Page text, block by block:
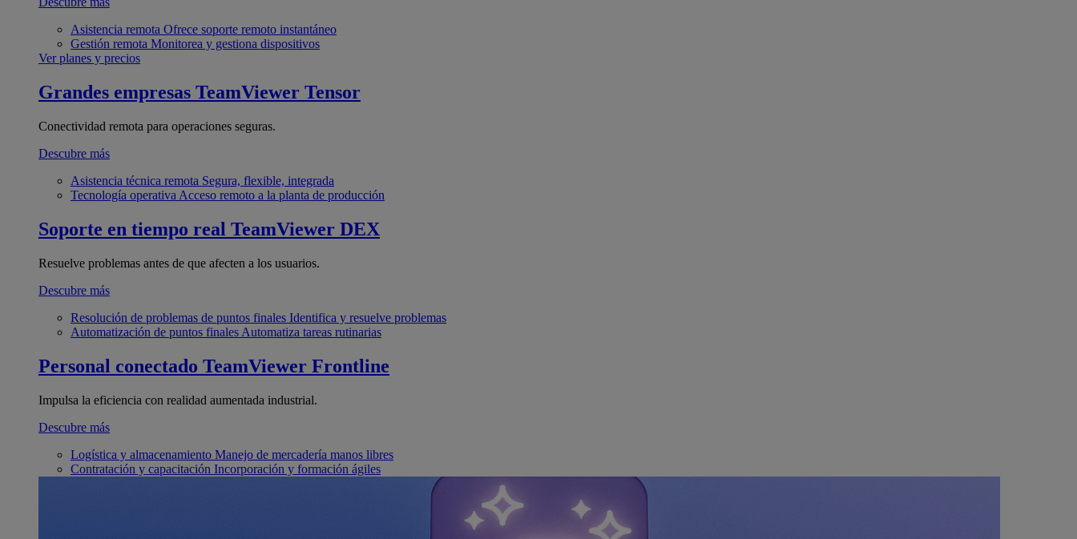
Asistencia remota Ofrece soporte remoto instantáneo
Gestión remota Monitorea y gestiona dispositivos
Ver planes y precios
Grandes empresas TeamViewer Tensor
Conectividad remota para operaciones seguras.
Descubre más
Asistencia técnica remota Segura, flexible, integrada
Tecnología operativa Acceso remoto a la planta de producción
Soporte en tiempo real TeamViewer DEX
Resuelve problemas antes de que afecten a los usuarios.
Descubre más
Resolución de problemas de puntos finales Identifica y resuelve problemas
Automatización de puntos finales Automatiza tareas rutinarias
Personal conectado TeamViewer Frontline
Impulsa la eficiencia con realidad aumentada industrial.
Descubre más
Logística y almacenamiento Manejo de mercadería manos libres
Contratación y capacitación Incorporación y formación ágiles